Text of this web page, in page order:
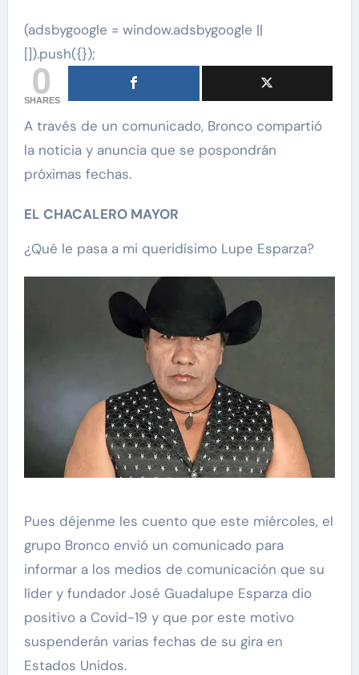
(adsbygoogle = window.adsbygoogle ||
[]).push({});
0
SHARES
A través de un comunicado, Bronco compartió
la noticia y anuncia que se pospondrán
próximas fechas.
EL CHACALERO MAYOR
¿Qué le pasa a mi queridísimo Lupe Esparza?
Pues déjenme les cuento que este miércoles, el
grupo Bronco envió un comunicado para
informar a los medios de comunicación que su
líder y fundador José Guadalupe Esparza dio
positivo a Covid-19 y que por este motivo
suspenderán varias fechas de su gira en
Estados Unidos.